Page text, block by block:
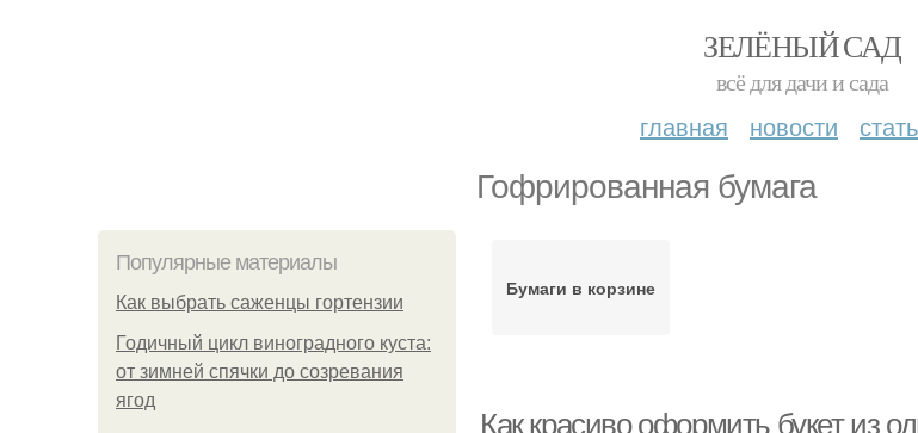
ЗЕЛЁНЫЙ САД
всё для дачи и сада
главная новости
Гофрированная бумага
Популярные материалы
Как выбрать саженцы гортензии
Годичный цикл виноградного куста:
от зимней спячки до созревания
ягод
Бумаги в корзине
Как красиво оформить букет из